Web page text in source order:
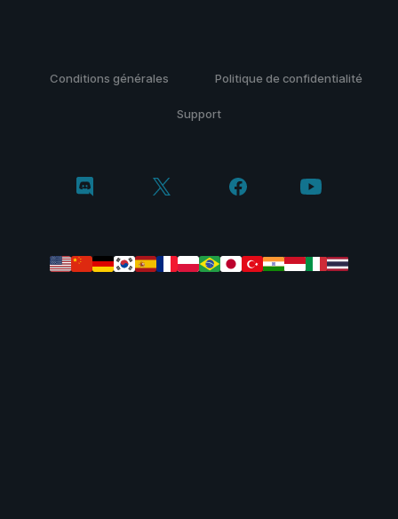
Conditions générales Politique de confidentialité
Support